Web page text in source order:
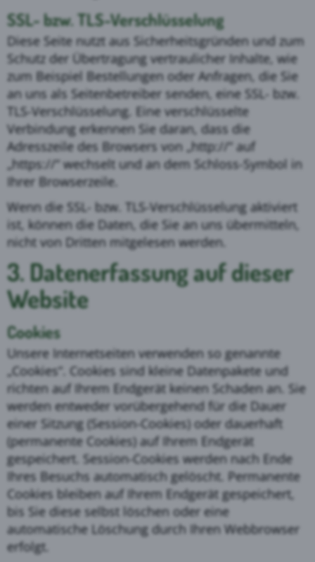
SSL- bzw. TLS-Verschlüsselung
Diese Seite nutzt aus Sicherheitsgründen und zum
Schutz der Übertragung vertraulicher Inhalte, wie
zum Beispiel Bestellungen oder Anfragen, die Sie
an uns als Seitenbetreiber senden, eine SSL- bzw.
TLS-Verschlüsselung. Eine verschlüsselte
Verbindung erkennen Sie daran, dass die
Adresszeile des Browsers von „http://“ auf
„https://“ wechselt und an dem Schloss-Symbol in
Ihrer Browserzeile.
Wenn die SSL- bzw. TLS-Verschlüsselung aktiviert
ist, können die Daten, die Sie an uns übermitteln,
nicht von Dritten mitgelesen werden.
3. Datenerfassung auf dieser
Website
Cookies
Unsere Internetseiten verwenden so genannte
„Cookies“. Cookies sind kleine Datenpakete und
richten auf Ihrem Endgerät keinen Schaden an. Sie
werden entweder vorübergehend für die Dauer
einer Sitzung (Session-Cookies) oder dauerhaft
(permanente Cookies) auf Ihrem Endgerät
gespeichert. Session-Cookies werden nach Ende
Ihres Besuchs automatisch gelöscht. Permanente
Cookies bleiben auf Ihrem Endgerät gespeichert,
bis Sie diese selbst löschen oder eine
automatische Löschung durch Ihren Webbrowser
erfolgt.